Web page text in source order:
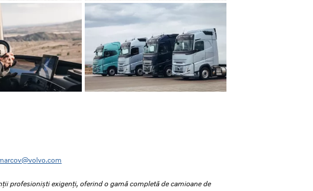
profesioniști exigenți, oferind o gamă completă de camioane de